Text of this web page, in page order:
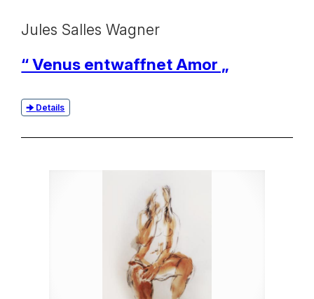
Jules Salles Wagner
“ Venus entwaffnet Amor „
Details